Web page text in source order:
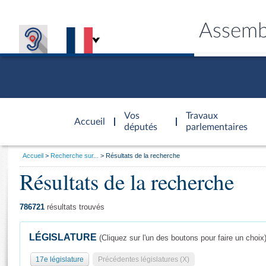
Accueil
d'accueil
Vos
députés
Travaux
parlementaires
Général
Vous
Accueil Recherche sur... Résultats de la recherche
Résultats de la recherche
786721 résultats trouvés
LÉGISLATURE (Cliquez sur l'un des boutons pour faire un choix)
17e législature Précédentes législatures (X)